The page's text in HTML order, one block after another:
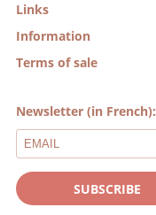
Links
Information
Terms of sale
Newsletter (in French):
SUBSCRIBE